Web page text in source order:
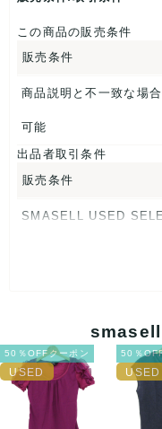
この商品の販売条件
販売条件
商品説明と不一致な場
可能
出品者取引条件
販売条件
SMASELL USED
画像ダウンロードなの
ネコポスの場合は日時
ませ。
USED品に関しまして
50％OFFクーポン 50％